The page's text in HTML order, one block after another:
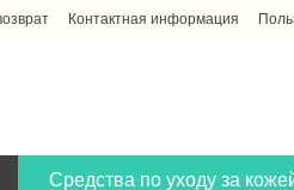
Контактная информация
Средства по уходу за